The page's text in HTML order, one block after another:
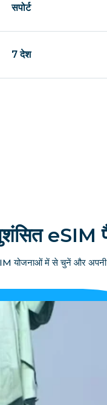
सपोर्ट
7 देश
eSIM
योजनाओं में से चुनें और अपनी